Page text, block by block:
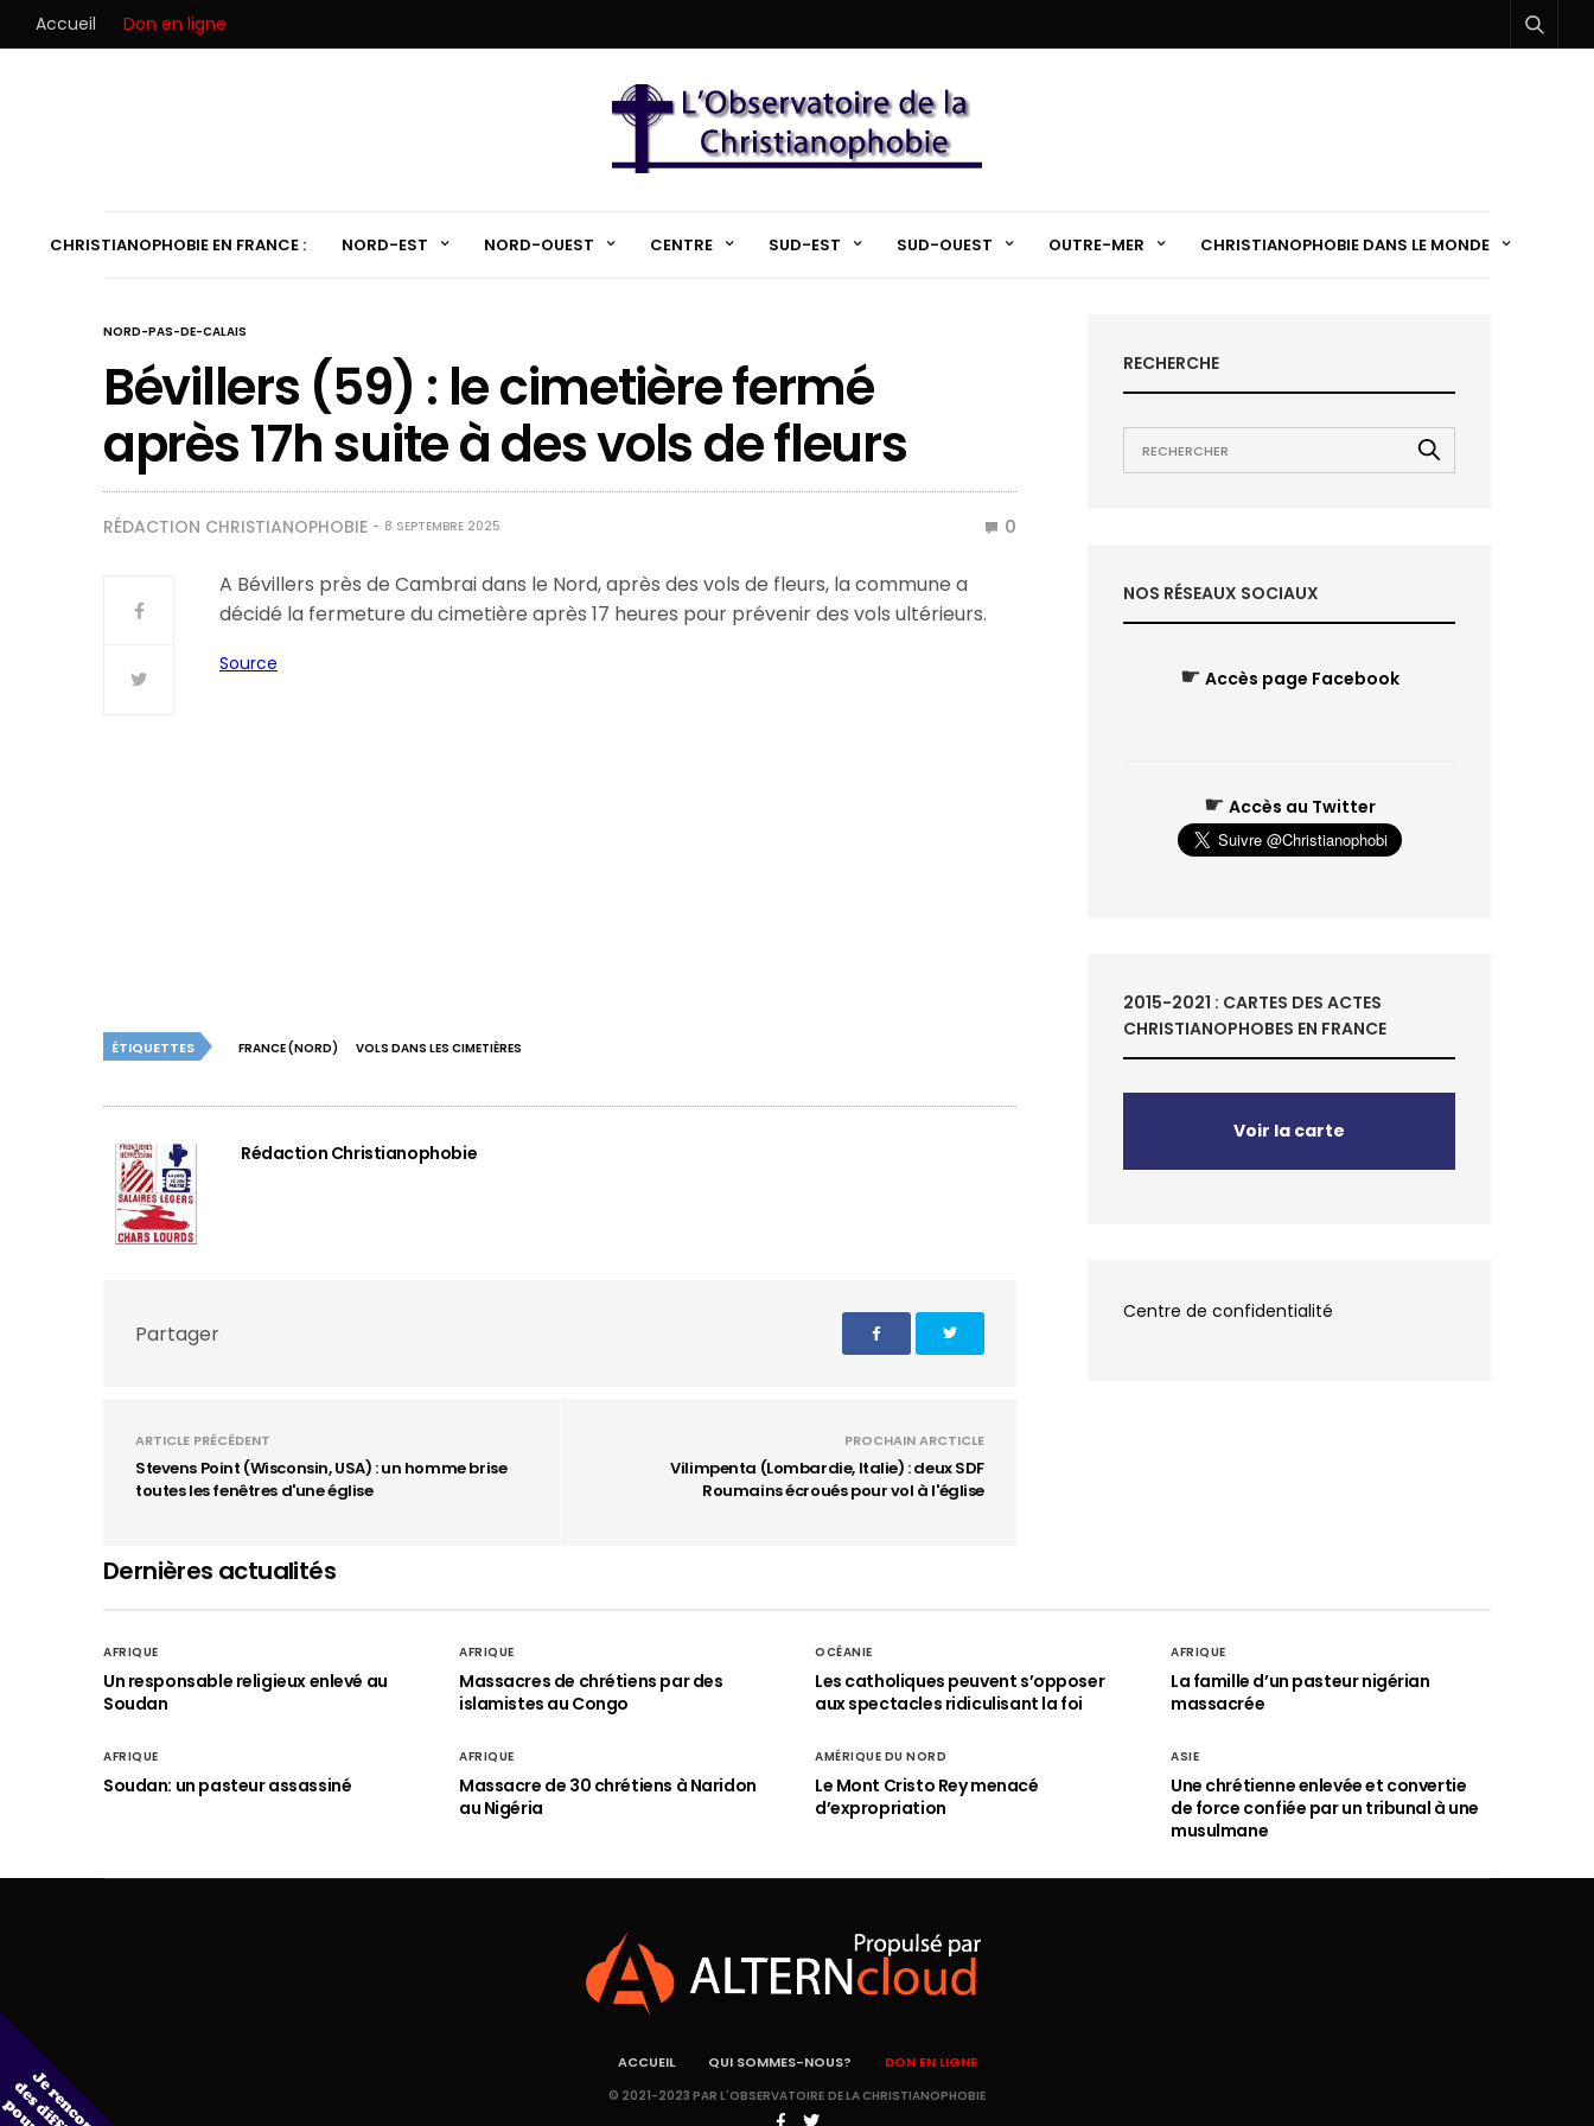
Accueil Don en ligne
CHRISTIANOPHOBIE EN FRANCE : NORD-EST NORD-OUEST CENTRE SUD-EST SUD-OUEST OUTRE-MER CHRISTIANOPHOBIE DANS LE MONDE
NORD-PAS-DE-CALAIS
Bévillers (59) : le cimetière fermé
après 17h suite à des vols de fleurs
RÉDACTION CHRISTIANOPHOBIE 8 SEPTEMBRE 2025 0
A Bévillers près de Cambrai dans le Nord, après des vols de fleurs, la commune a
décidé la fermeture du cimetière après 17 heures pour prévenir des vols ultérieurs.
Source
ÉTIQUETTES FRANCE (NORD) VOLS DANS LES CIMETIÈRES
Rédaction Christianophobie
Partager
ARTICLE PRÉCÉDENT
Stevens Point (Wisconsin, USA) : un homme brise
toutes les fenêtres d'une église
PROCHAIN ARCTICLE
Vilimpenta (Lombardie, Italie) : deux SDF
Roumains écroués pour vol à l'église
RECHERCHE
NOS RÉSEAUX SOCIAUX
☛ Accès page Facebook
☛ Accès au Twitter
2015-2021 : CARTES DES ACTES
CHRISTIANOPHOBES EN FRANCE
Voir la carte
Centre de confidentialité
Dernières actualités
AFRIQUE
Un responsable religieux enlevé au
Soudan
AFRIQUE
Massacres de chrétiens par des
islamistes au Congo
OCÉANIE
Les catholiques peuvent s’opposer
aux spectacles ridiculisant la foi
AFRIQUE
La famille d’un pasteur nigérian
massacrée
AFRIQUE
Soudan: un pasteur assassiné
AFRIQUE
Massacre de 30 chrétiens à Naridon
au Nigéria
AMÉRIQUE DU NORD
Le Mont Cristo Rey menacé
d’expropriation
ASIE
Une chrétienne enlevée et convertie
de force confiée par un tribunal à une
musulmane
ACCUEIL QUI SOMMES-NOUS? DON EN LIGNE
© 2021-2023 PAR L'OBSERVATOIRE DE LA CHRISTIANOPHOBIE